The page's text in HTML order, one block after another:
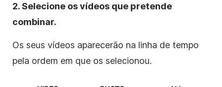
2. Selecione os vídeos que pretende
combinar.
Os seus vídeos aparecerão na linha de tempo
pela ordem em que os selecionou.